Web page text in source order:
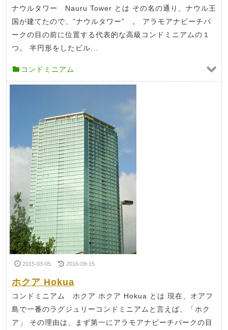
ナウルタワー Nauru Tower とは その名の通り、ナウル王
国が建てたので、”ナウルタワー” 。 アラモアナビーチパ
ークの目の前に位置する代表的な高級コンドミニアムの１
つ。 半円形をしたビル...
コンドミニアム
2015-03-05 2016-09-15
ホクア Hokua
コンドミニアム ホクア ホクア Hokua とは 現在、オアフ
島で一番のラグジュリーコンドミニアムと言えば、「ホク
ア」 その理由は、まず第一にアラモアナビーチパークの目